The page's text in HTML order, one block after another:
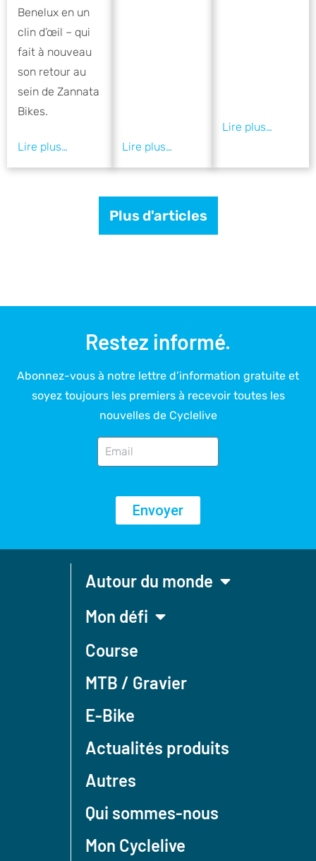
Benelux en un
clin d’œil – qui
fait à nouveau
son retour au
sein de Zannata
Bikes.
Plus d'articles
Restez informé.
Abonnez-vous à notre lettre d’information gratuite et
soyez toujours les premiers à recevoir toutes les
nouvelles de Cyclelive
Envoyer
Autour du monde
Mon défi
Course
MTB / Gravier
E-Bike
Actualités produits
Autres
Qui sommes-nous
Mon Cyclelive